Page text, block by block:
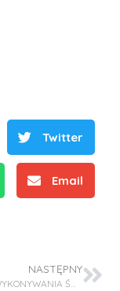
Twitter
Email
NASTĘPNY
NABÓR DO WYKONYWANIA ŚWIADCZEŃ PRZEZ WOLONTARIUSZA W PROJEKCIE (OPUS – LAP) UMO-2020/39/I/ST5/03556